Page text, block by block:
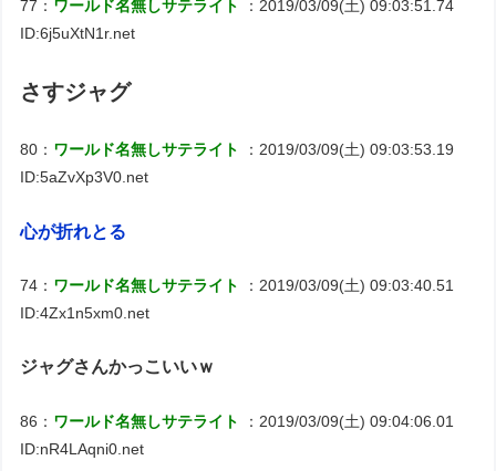
77： ワールド名無しサテライト
：2019/03/09(土) 09:03:51.74
ID:6j5uXtN1r.net
さすジャグ
80： ワールド名無しサテライト
：2019/03/09(土) 09:03:53.19
ID:5aZvXp3V0.net
心が折れとる
74： ワールド名無しサテライト
：2019/03/09(土) 09:03:40.51
ID:4Zx1n5xm0.net
ジャグさんかっこいいｗ
86： ワールド名無しサテライト
：2019/03/09(土) 09:04:06.01
ID:nR4LAqni0.net